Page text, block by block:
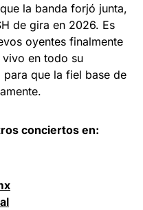
la banda forjó junta,
de gira en 2026. Es
oyentes finalmente
vivo en todo su
que la fiel base de
conciertos en: